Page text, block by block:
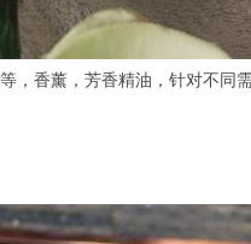
香薰，芳香精油，针对不同需